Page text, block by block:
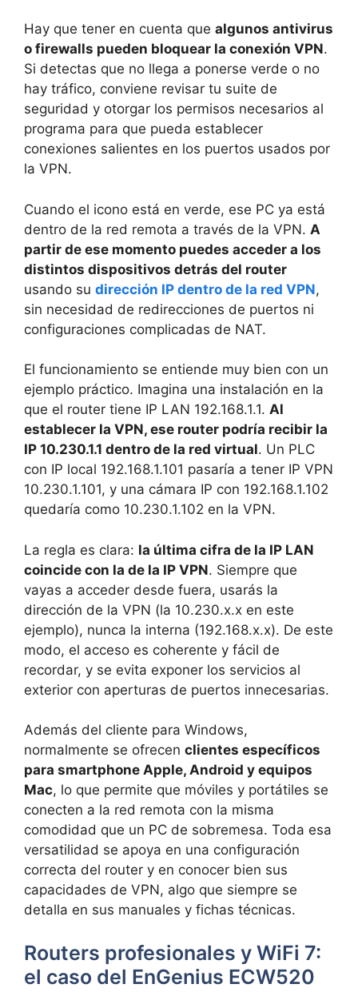
Hay que tener en cuenta que algunos antivirus
o firewalls pueden bloquear la conexión VPN.
Si detectas que no llega a ponerse verde o no
hay tráfico, conviene revisar tu suite de
seguridad y otorgar los permisos necesarios al
programa para que pueda establecer
conexiones salientes en los puertos usados por
la VPN.
Cuando el icono está en verde, ese PC ya está
dentro de la red remota a través de la VPN. A
partir de ese momento puedes acceder a los
distintos dispositivos detrás del router
usando su dirección IP dentro de la red VPN,
sin necesidad de redirecciones de puertos ni
configuraciones complicadas de NAT.
El funcionamiento se entiende muy bien con un
ejemplo práctico. Imagina una instalación en la
que el router tiene IP LAN 192.168.1.1. Al
establecer la VPN, ese router podría recibir la
IP 10.230.1.1 dentro de la red virtual. Un PLC
con IP local 192.168.1.101 pasaría a tener IP VPN
10.230.1.101, y una cámara IP con 192.168.1.102
quedaría como 10.230.1.102 en la VPN.
La regla es clara: la última cifra de la IP LAN
coincide con la de la IP VPN. Siempre que
vayas a acceder desde fuera, usarás la
dirección de la VPN (la 10.230.x.x en este
ejemplo), nunca la interna (192.168.x.x). De este
modo, el acceso es coherente y fácil de
recordar, y se evita exponer los servicios al
exterior con aperturas de puertos innecesarias.
Además del cliente para Windows,
normalmente se ofrecen clientes específicos
para smartphone Apple, Android y equipos
Mac, lo que permite que móviles y portátiles se
conecten a la red remota con la misma
comodidad que un PC de sobremesa. Toda esa
versatilidad se apoya en una configuración
correcta del router y en conocer bien sus
capacidades de VPN, algo que siempre se
detalla en sus manuales y fichas técnicas.
Routers profesionales y WiFi 7:
el caso del EnGenius ECW520